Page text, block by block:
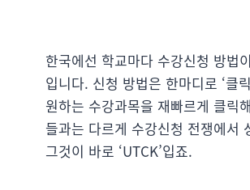
한국에선 학교마다 수강신청 방법
입니다. 신청 방법은 한마디로 ‘클
원하는 수강과목을 재빠르게 클릭
들과는 다르게 수강신청 전쟁에서
그것이 바로 ‘UTCK’입죠.